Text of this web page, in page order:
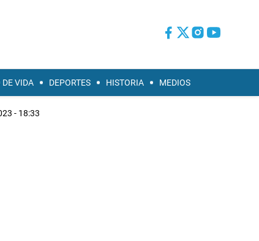
DE VIDA DEPORTES HISTORIA MEDIOS
- 18:33